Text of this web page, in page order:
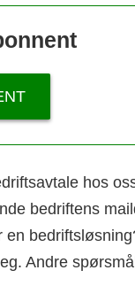
hos
bedriftens
en
Andre